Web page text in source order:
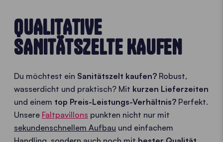
QUALITATIVE
SANITÄTSZELTE KAUFEN
Du möchtest ein Sanitätszelt kaufen? Robust,
wasserdicht und praktisch? Mit kurzen Lieferzeiten
und einem top Preis-Leistungs-Verhältnis? Perfekt.
Unsere Faltpavillons punkten nicht nur mit
sekundenschnellem Aufbau und einfachem